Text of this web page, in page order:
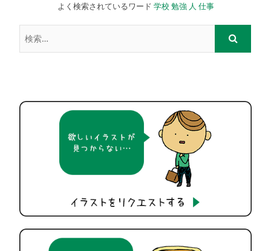
よく検索されているワード 学校 勉強 人 仕事